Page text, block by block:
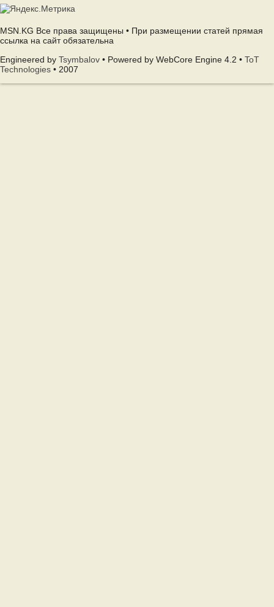
MSN.KG Все права защищены • При размещении статей прямая
ссылка на сайт обязательна
Engineered by Tsymbalov • Powered by WebCore Engine 4.2 • ToT
Technologies • 2007